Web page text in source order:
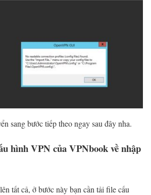
sang bước tiếp theo ngay sau đây nha.
hình VPN của VPNbook về nhập
tất cả, ở bước này bạn cần tải file cấu